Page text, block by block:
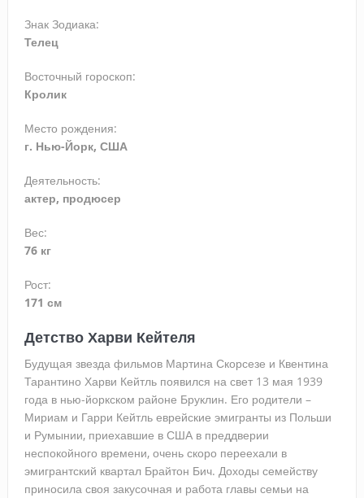
Знак Зодиака:
Телец
Восточный гороскоп:
Кролик
Место рождения:
г. Нью-Йорк, США
Деятельность:
актер, продюсер
Вес:
76 кг
Рост:
171 см
Детство Харви Кейтеля
Будущая звезда фильмов Мартина Скорсезе и Квентина
Тарантино Харви Кейтль появился на свет 13 мая 1939
года в нью-йоркском районе Бруклин. Его родители –
Мириам и Гарри Кейтль еврейские эмигранты из Польши
и Румынии, приехавшие в США в преддверии
неспокойного времени, очень скоро переехали в
эмигрантский квартал Брайтон Бич. Доходы семейству
приносила своя закусочная и работа главы семьи на